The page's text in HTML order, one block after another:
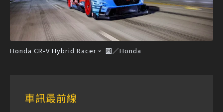
Honda CR-V Hybrid Racer。 圖／Honda
車訊最前線